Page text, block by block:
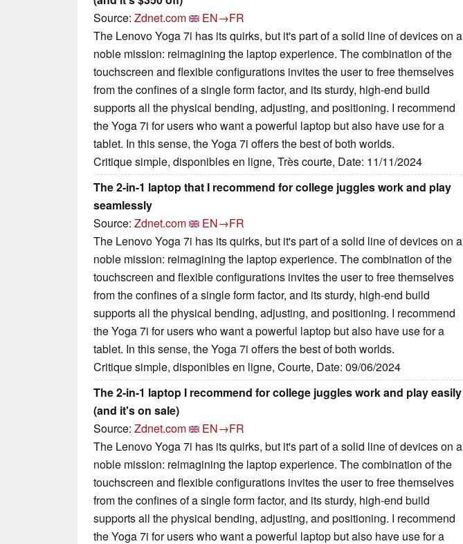
Source: Zdnet.com
EN→FR
The Lenovo Yoga 7i has its quirks, but it's part of a solid line of devices on a
noble mission: reimagining the laptop experience. The combination of the
touchscreen and flexible configurations invites the user to free themselves
from the confines of a single form factor, and its sturdy, high-end build
supports all the physical bending, adjusting, and positioning. I recommend
the Yoga 7i for users who want a powerful laptop but also have use for a
tablet. In this sense, the Yoga 7i offers the best of both worlds.
Critique simple, disponibles en ligne, Très courte, Date: 11/11/2024
The 2-in-1 laptop that I recommend for college juggles work and play
seamlessly
Source: Zdnet.com
EN→FR
The Lenovo Yoga 7i has its quirks, but it's part of a solid line of devices on a
noble mission: reimagining the laptop experience. The combination of the
touchscreen and flexible configurations invites the user to free themselves
from the confines of a single form factor, and its sturdy, high-end build
supports all the physical bending, adjusting, and positioning. I recommend
the Yoga 7i for users who want a powerful laptop but also have use for a
tablet. In this sense, the Yoga 7i offers the best of both worlds.
Critique simple, disponibles en ligne, Courte, Date: 09/06/2024
The 2-in-1 laptop I recommend for college juggles work and play easily
(and it's on sale)
Source: Zdnet.com
EN→FR
The Lenovo Yoga 7i has its quirks, but it's part of a solid line of devices on a
noble mission: reimagining the laptop experience. The combination of the
touchscreen and flexible configurations invites the user to free themselves
from the confines of a single form factor, and its sturdy, high-end build
supports all the physical bending, adjusting, and positioning. I recommend
the Yoga 7i for users who want a powerful laptop but also have use for a